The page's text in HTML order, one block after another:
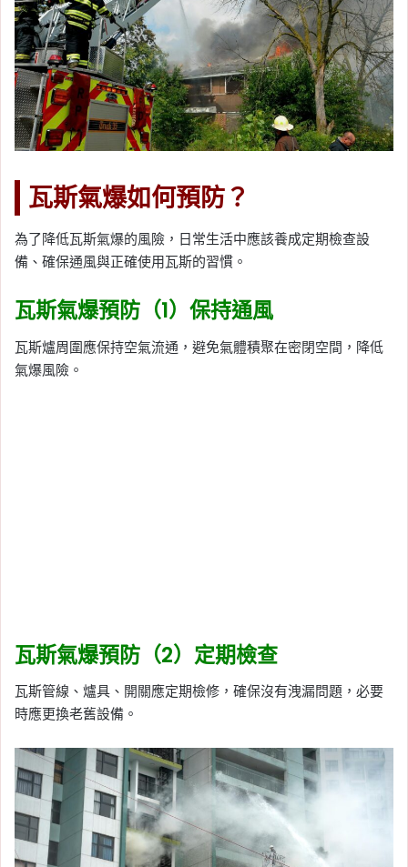
瓦斯氣爆如何預防？
為了降低瓦斯氣爆的風險，日常生活中應該養成定期檢查設
備、確保通風與正確使用瓦斯的習慣。
瓦斯氣爆預防（1）保持通風
瓦斯爐周圍應保持空氣流通，避免氣體積聚在密閉空間，降低
氣爆風險。
瓦斯氣爆預防（2）定期檢查
瓦斯管線、爐具、開關應定期檢修，確保沒有洩漏問題，必要
時應更換老舊設備。